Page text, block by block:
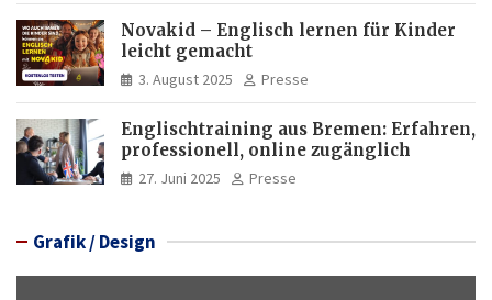
Novakid – Englisch lernen für Kinder
leicht gemacht
3. August 2025 Presse
Englischtraining aus Bremen: Erfahren,
professionell, online zugänglich
27. Juni 2025 Presse
Grafik / Design